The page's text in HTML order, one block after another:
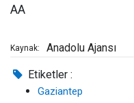
AA
Kaynak: Anadolu Ajansı
Etiketler :
Gaziantep